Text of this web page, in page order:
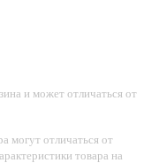
и может отличаться от
могут отличаться от
товара на